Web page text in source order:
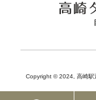
Copyright © 2024, 高崎駅